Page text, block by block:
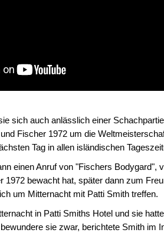
sich auch anlässlich einer
Fischer 1972 um die
Tag in allen isländischen
einen Anruf von "Fischers Bodygard",
1972 bewacht hat, später dann zum
um Mitternacht mit Patti Smith treffen.
in Patti Smiths Hotel und sie
sie zwar, berichtete Smith im